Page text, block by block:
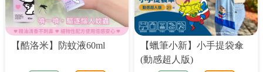
【酷洛米】防蚊液60ml
【蠟筆小新】小手提袋傘
(動感超人版)